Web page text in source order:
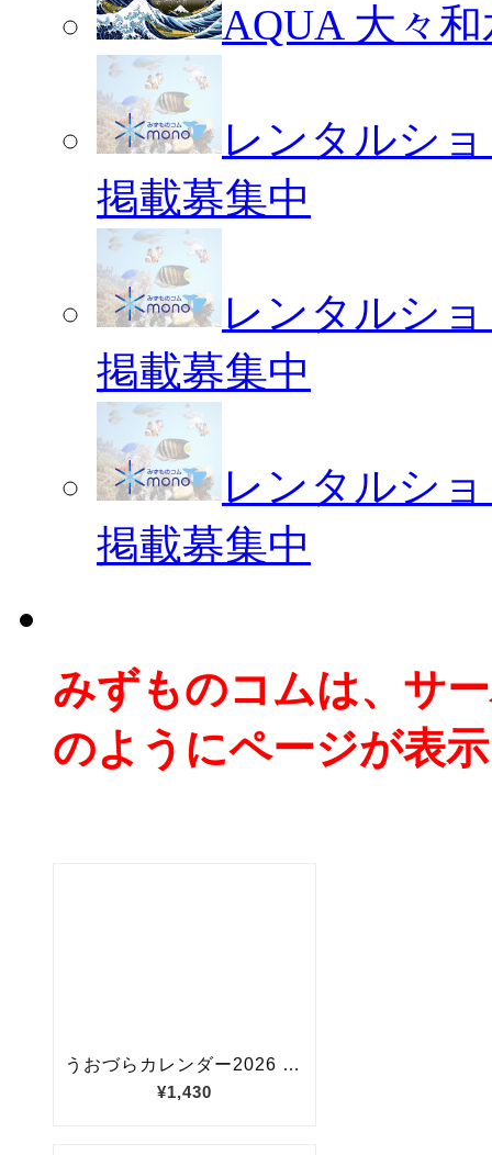
AQUA 大々
レンタルシ
掲載募集中
レンタルシ
掲載募集中
レンタルシ
掲載募集中
みずものコムは、サ
のようにページが表